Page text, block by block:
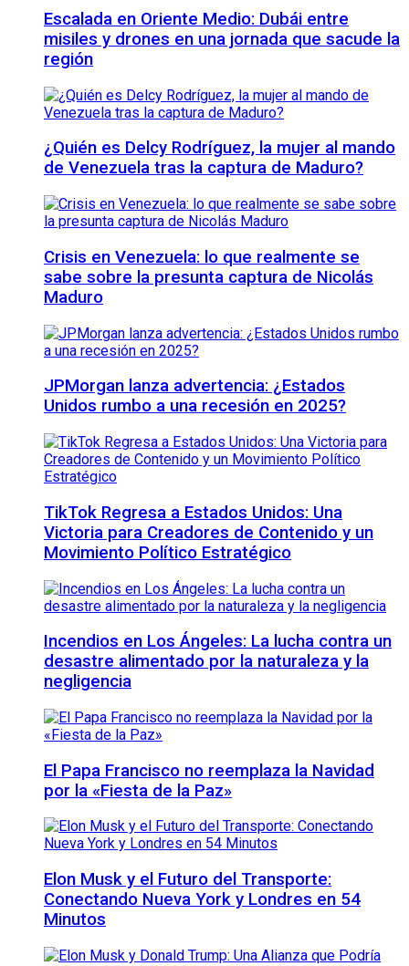
Escalada en Oriente Medio: Dubái entre
misiles y drones en una jornada que sacude la
región
¿Quién es Delcy Rodríguez, la mujer al mando
de Venezuela tras la captura de Maduro?
Crisis en Venezuela: lo que realmente se
sabe sobre la presunta captura de Nicolás
Maduro
JPMorgan lanza advertencia: ¿Estados
Unidos rumbo a una recesión en 2025?
TikTok Regresa a Estados Unidos: Una
Victoria para Creadores de Contenido y un
Movimiento Político Estratégico
Incendios en Los Ángeles: La lucha contra un
desastre alimentado por la naturaleza y la
negligencia
El Papa Francisco no reemplaza la Navidad
por la «Fiesta de la Paz»
Elon Musk y el Futuro del Transporte:
Conectando Nueva York y Londres en 54
Minutos